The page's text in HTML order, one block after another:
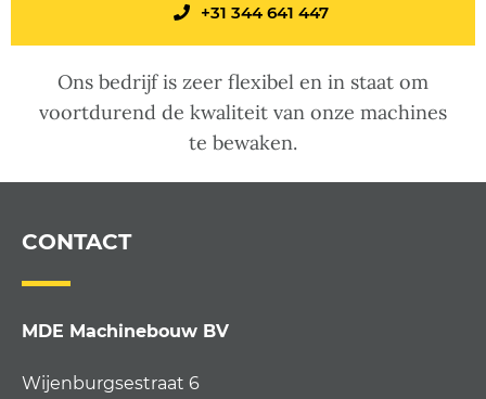
+31 344 641 447
Ons bedrijf is zeer flexibel en in staat om
voortdurend de kwaliteit van onze machines
te bewaken.
CONTACT
MDE Machinebouw BV
Wijenburgsestraat 6